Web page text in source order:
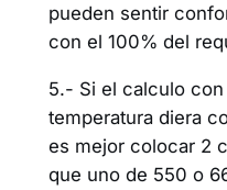
pueden sentir
con el 100% del
5.- Si el calculo
temperatura diera
es mejor colocar 2
que uno de 550 o